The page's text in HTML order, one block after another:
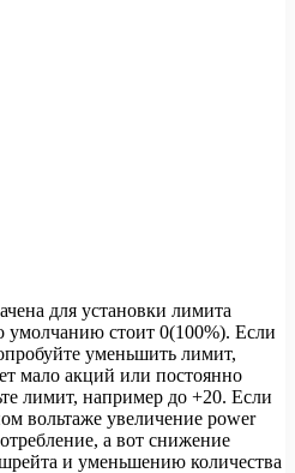
для установки лимита
стоит 0(100%). Если
уменьшить лимит,
мало акций или постоянно
лимит, например до +20. Если
вольтаже увеличение power
а вот снижение
и уменьшению количества